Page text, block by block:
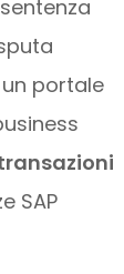
portale
SAP